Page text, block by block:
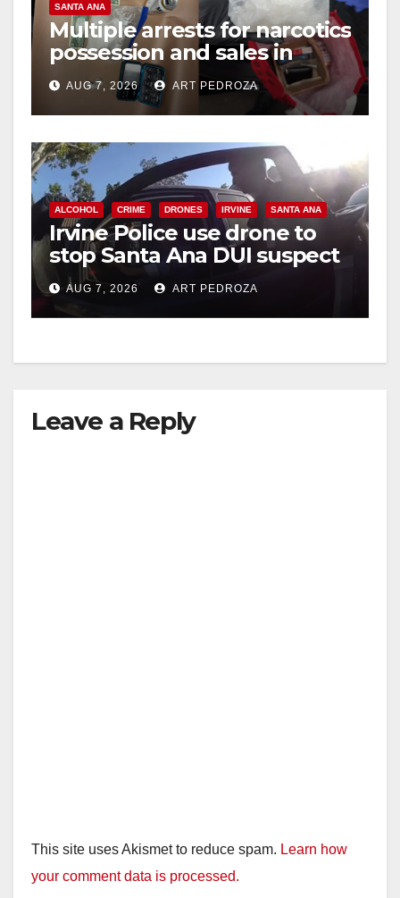
SANTA ANA
Multiple arrests for narcotics
possession and sales in
coastal OC
AUG 7, 2026 ART PEDROZA
ALCOHOL CRIME DRONES IRVINE SANTA ANA
Irvine Police use drone to
stop Santa Ana DUI suspect
after near-miss collision
AUG 7, 2026 ART PEDROZA
Leave a Reply
This site uses Akismet to reduce spam. Learn how
your comment data is processed.